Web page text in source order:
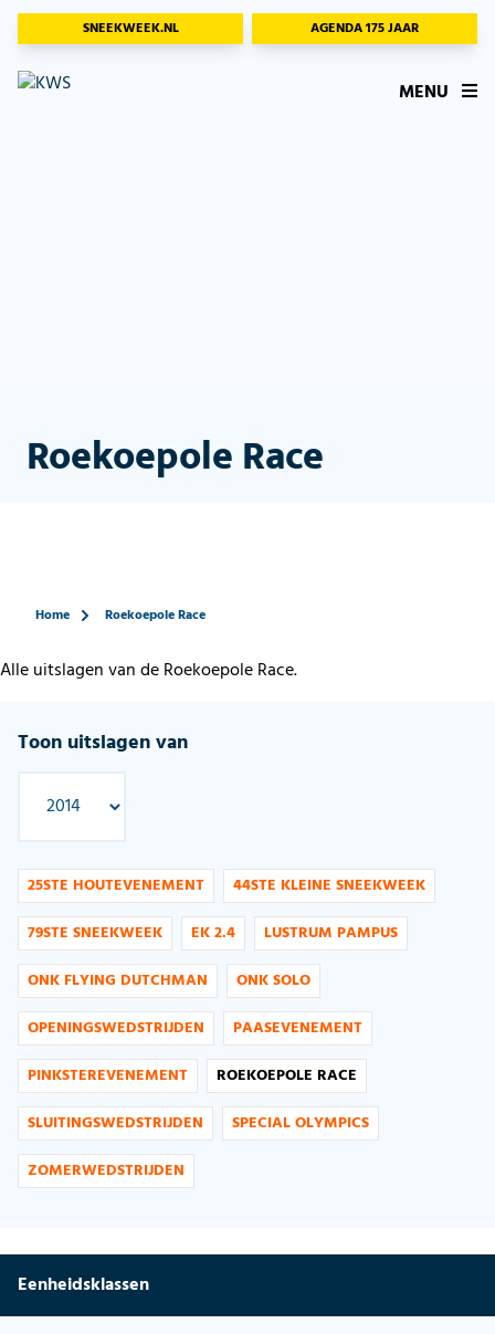
SNEEKWEEK.NL AGENDA 175 JAAR
MENU
Roekoepole Race
Home Roekoepole Race
Alle uitslagen van de Roekoepole Race.
Toon uitslagen van
25STE HOUTEVENEMENT
44STE KLEINE SNEEKWEEK
79STE SNEEKWEEK
EK 2.4
LUSTRUM PAMPUS
ONK FLYING DUTCHMAN
ONK SOLO
OPENINGSWEDSTRIJDEN
PAASEVENEMENT
PINKSTEREVENEMENT
ROEKOEPOLE RACE
SLUITINGSWEDSTRIJDEN
SPECIAL OLYMPICS
ZOMERWEDSTRIJDEN
Eenheidsklassen